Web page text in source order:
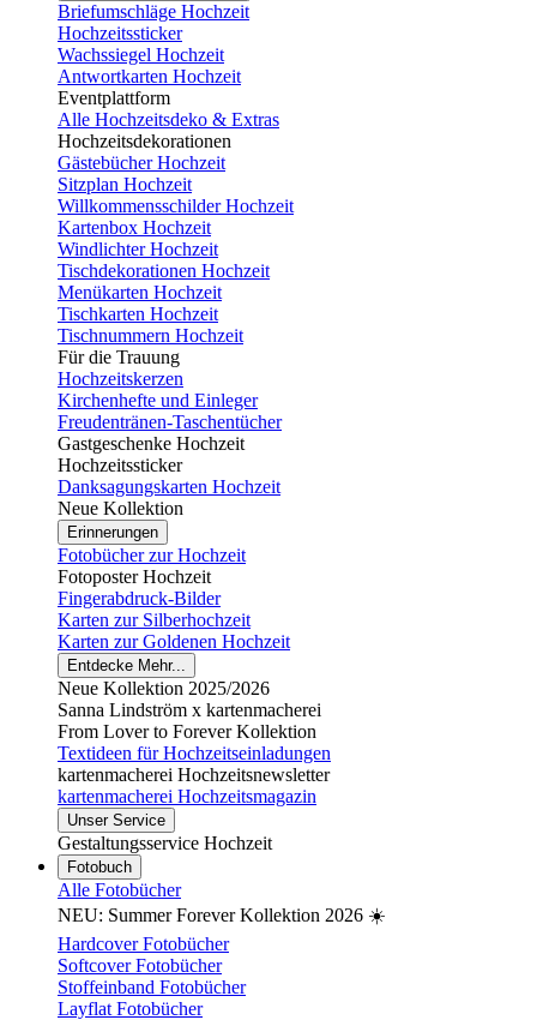
Briefumschläge Hochzeit
Hochzeitssticker
Wachssiegel Hochzeit
Antwortkarten Hochzeit
Eventplattform
Alle Hochzeitsdeko & Extras
Hochzeitsdekorationen
Gästebücher Hochzeit
Sitzplan Hochzeit
Willkommensschilder Hochzeit
Kartenbox Hochzeit
Windlichter Hochzeit
Tischdekorationen Hochzeit
Menükarten Hochzeit
Tischkarten Hochzeit
Tischnummern Hochzeit
Für die Trauung
Hochzeitskerzen
Kirchenhefte und Einleger
Freudentränen-Taschentücher
Gastgeschenke Hochzeit
Hochzeitssticker
Danksagungskarten Hochzeit
Neue Kollektion
Erinnerungen
Fotobücher zur Hochzeit
Fotoposter Hochzeit
Fingerabdruck-Bilder
Karten zur Silberhochzeit
Karten zur Goldenen Hochzeit
Entdecke Mehr...
Neue Kollektion 2025/2026
Sanna Lindström x kartenmacherei
From Lover to Forever Kollektion
Textideen für Hochzeitseinladungen
kartenmacherei Hochzeitsnewsletter
kartenmacherei Hochzeitsmagazin
Unser Service
Gestaltungsservice Hochzeit
Fotobuch
Alle Fotobücher
NEU: Summer Forever Kollektion 2026 ☀️
Hardcover Fotobücher
Softcover Fotobücher
Stoffeinband Fotobücher
Layflat Fotobücher